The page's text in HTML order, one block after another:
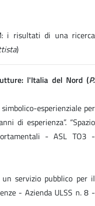
i risultati di una ricerca
)
l'Italia del Nord (P.
esperienziale per
di esperienza”. “Spazio
- ASL TO3 -
servizio pubblico per il
- Azienda ULSS n. 8 -